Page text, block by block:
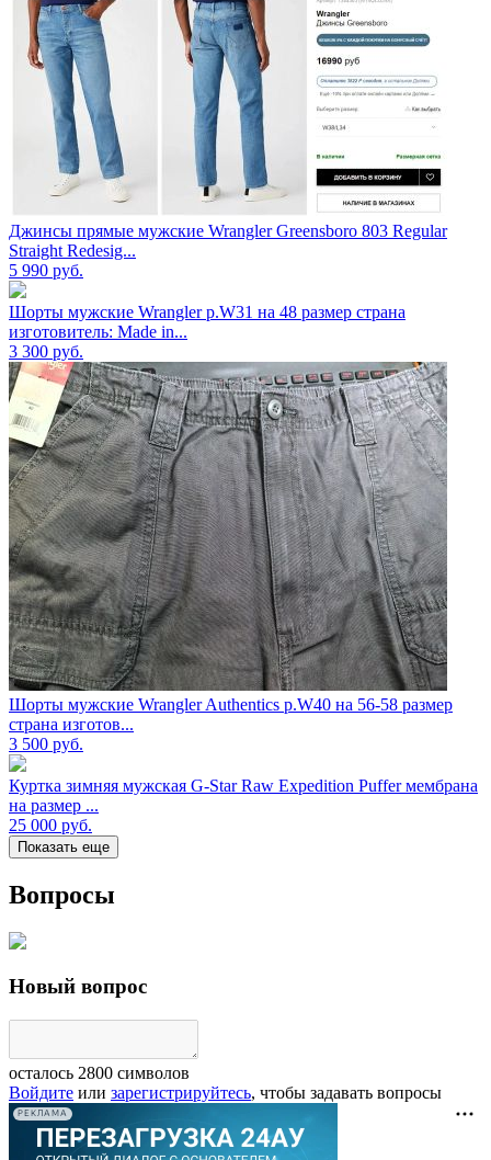
Джинсы прямые мужские Wrangler Greensboro 803 Regular
Straight Redesig...
5 990 руб.
Шорты мужские Wrangler р.W31 на 48 размер страна
изготовитель: Made in...
3 300 руб.
Шорты мужские Wrangler Authentics р.W40 на 56-58 размер
страна изготов...
3 500 руб.
Куртка зимняя мужская G-Star Raw Expedition Puffer мембрана
на размер ...
25 000 руб.
Показать еще
Вопросы
Новый вопрос
осталось 2800 символов
Войдите или зарегистрируйтесь, чтобы задавать вопросы
РЕКЛАМА